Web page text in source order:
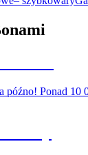
późno! Ponad 10